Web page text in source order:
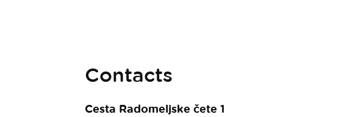
Contacts
Cesta Radomeljske čete 1